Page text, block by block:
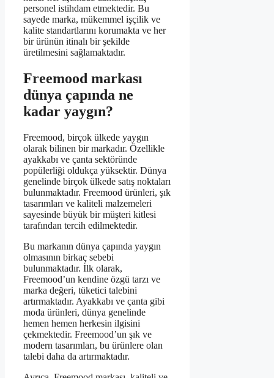
personel istihdam etmektedir. Bu
sayede marka, mükemmel işçilik ve
kalite standartlarını korumakta ve her
bir ürünün itinalı bir şekilde
üretilmesini sağlamaktadır.
Freemood markası
dünya çapında ne
kadar yaygın?
Freemood, birçok ülkede yaygın
olarak bilinen bir markadır. Özellikle
ayakkabı ve çanta sektöründe
popülerliği oldukça yüksektir. Dünya
genelinde birçok ülkede satış noktaları
bulunmaktadır. Freemood ürünleri, şık
tasarımları ve kaliteli malzemeleri
sayesinde büyük bir müşteri kitlesi
tarafından tercih edilmektedir.
Bu markanın dünya çapında yaygın
olmasının birkaç sebebi
bulunmaktadır. İlk olarak,
Freemood’un kendine özgü tarzı ve
marka değeri, tüketici talebini
artırmaktadır. Ayakkabı ve çanta gibi
moda ürünleri, dünya genelinde
hemen hemen herkesin ilgisini
çekmektedir. Freemood’un şık ve
modern tasarımları, bu ürünlere olan
talebi daha da artırmaktadır.